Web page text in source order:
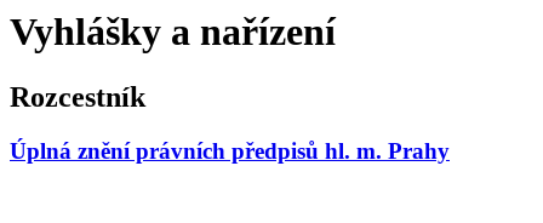
Vyhlášky a nařízení
Rozcestník
Úplná znění právních předpisů hl. m. Prahy